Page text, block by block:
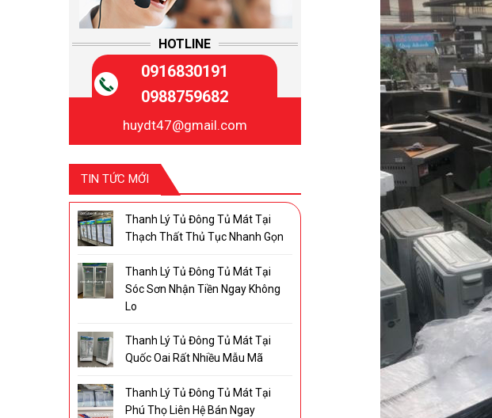
HOTLINE
0916830191
0988759682
huydt47@gmail.com
TIN TỨC MỚI
Thanh Lý Tủ Đông Tủ Mát Tại
Thạch Thất Thủ Tục Nhanh Gọn
Thanh Lý Tủ Đông Tủ Mát Tại
Sóc Sơn Nhận Tiền Ngay Không
Lo
Thanh Lý Tủ Đông Tủ Mát Tại
Quốc Oai Rất Nhiều Mẫu Mã
Thanh Lý Tủ Đông Tủ Mát Tại
Phú Thọ Liên Hệ Bán Ngay